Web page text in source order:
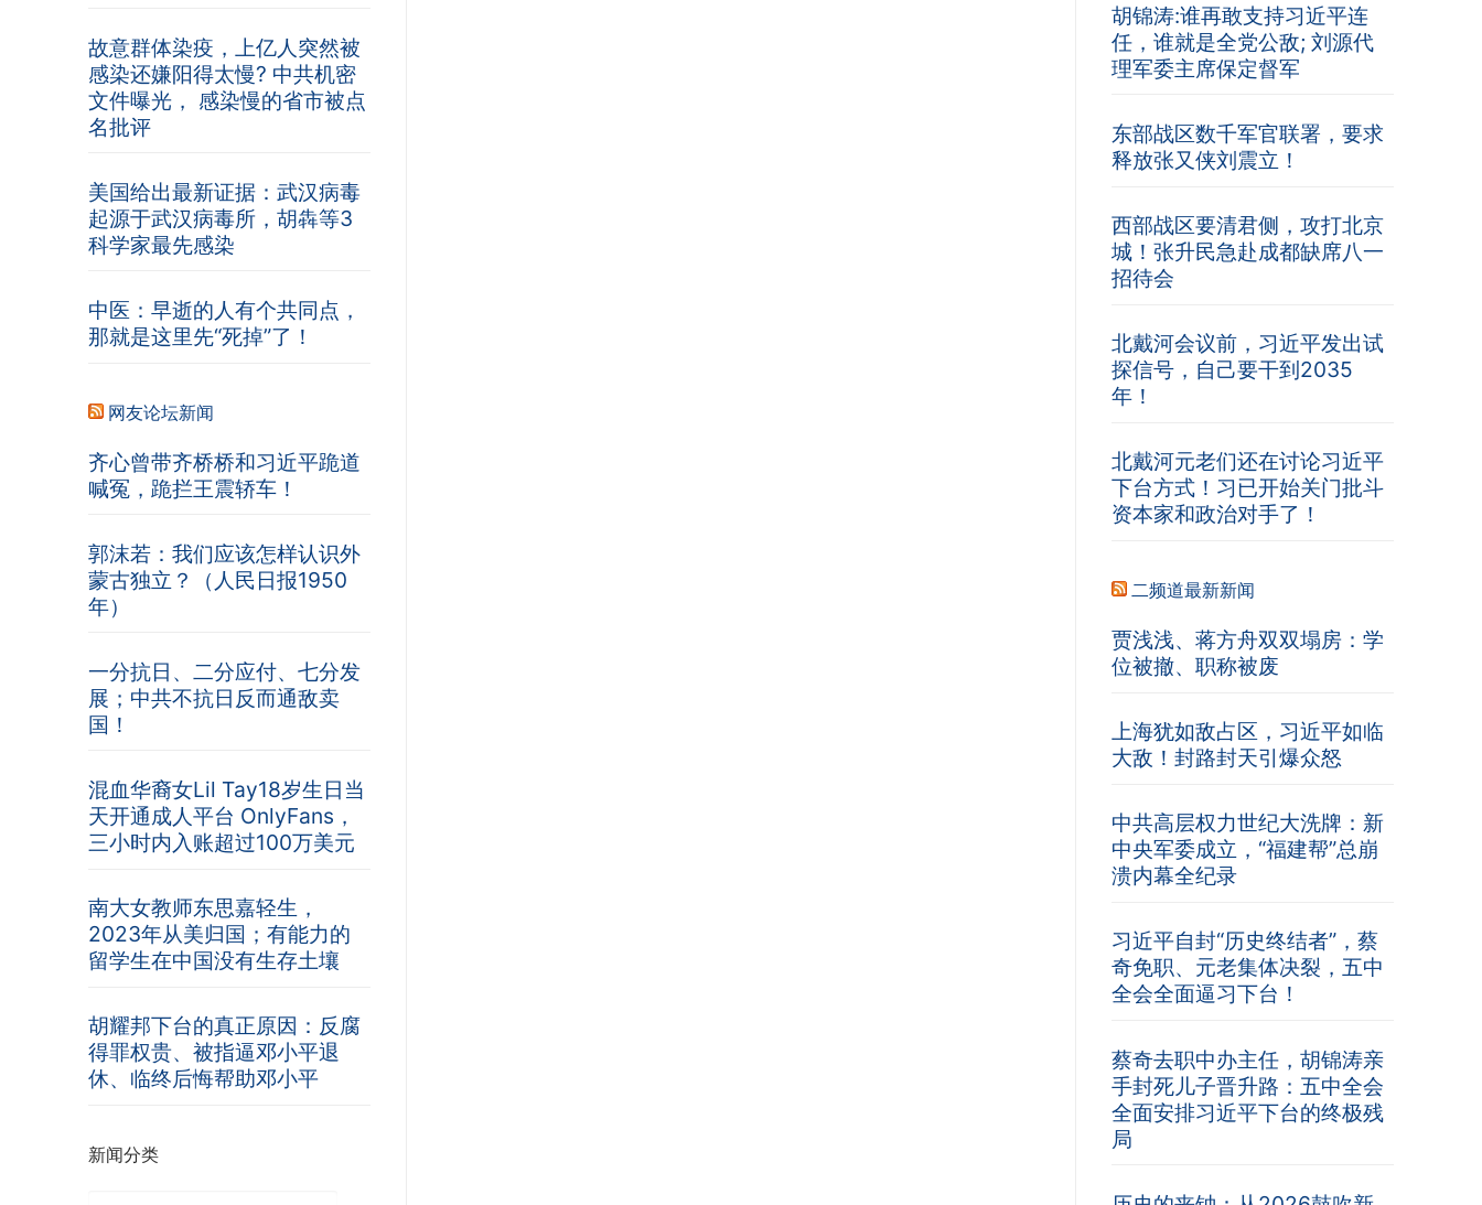
胡锦涛:谁再敢支持习近平连
任，谁就是全党公敌; 刘源代
理军委主席保定督军
东部战区数千军官联署，要求
释放张又侠刘震立！
西部战区要清君侧，攻打北京
城！张升民急赴成都缺席八一
招待会
北戴河会议前，习近平发出试
探信号，自己要干到2035
年！
北戴河元老们还在讨论习近平
下台方式！习已开始关门批斗
资本家和政治对手了！
二频道最新新闻
贾浅浅、蒋方舟双双塌房：学
位被撤、职称被废
上海犹如敌占区，习近平如临
大敌！封路封天引爆众怒
中共高层权力世纪大洗牌：新
中央军委成立，“福建帮”总崩
溃内幕全纪录
习近平自封“历史终结者”，蔡
奇免职、元老集体决裂，五中
全会全面逼习下台！
蔡奇去职中办主任，胡锦涛亲
手封死儿子晋升路：五中全会
全面安排习近平下台的终极残
局
故意群体染疫，上亿人突然被
感染还嫌阳得太慢? 中共机密
文件曝光， 感染慢的省市被点
名批评
美国给出最新证据：武汉病毒
起源于武汉病毒所，胡犇等3
科学家最先感染
中医：早逝的人有个共同点，
那就是这里先“死掉”了！
网友论坛新闻
齐心曾带齐桥桥和习近平跪道
喊冤，跪拦王震轿车！
郭沫若：我们应该怎样认识外
蒙古独立？（人民日报1950
年）
一分抗日、二分应付、七分发
展；中共不抗日反而通敌卖
国！
混血华裔女Lil Tay18岁生日当
天开通成人平台 OnlyFans，
三小时内入账超过100万美元
南大女教师东思嘉轻生，
2023年从美归国；有能力的
留学生在中国没有生存土壤
胡耀邦下台的真正原因：反腐
得罪权贵、被指逼邓小平退
休、临终后悔帮助邓小平
新闻分类